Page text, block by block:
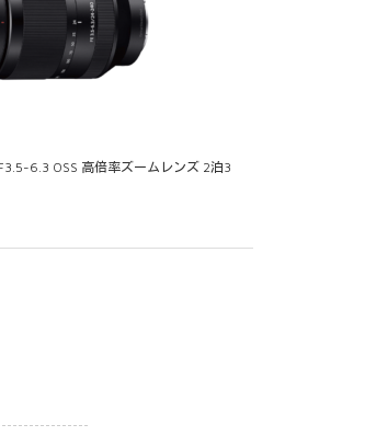
6.3 OSS 高倍率ズームレンズ 2泊3